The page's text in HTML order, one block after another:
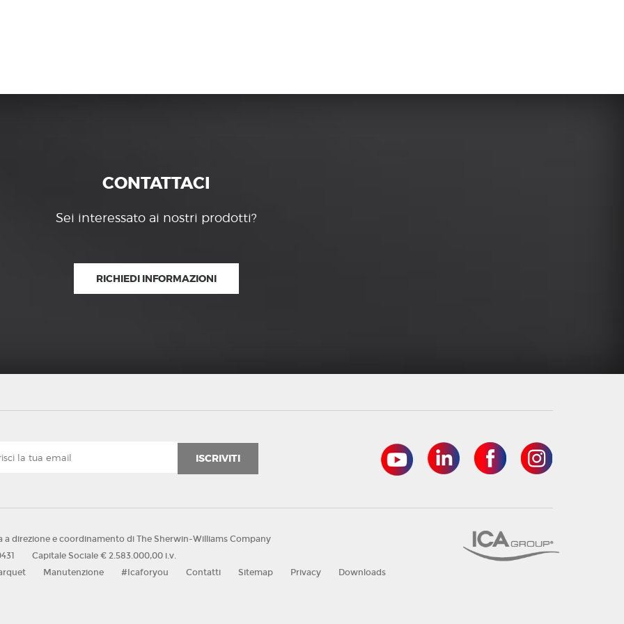
CONTATTACI
Sei interessato ai nostri prodotti?
RICHIEDI INFORMAZIONI
ISCRIVITI
a direzione e coordinamento di The Sherwin-Williams Company
Capitale Sociale € 2.583.000,00 i.v.
Manutenzione #Icaforyou Contatti Sitemap Privacy Downloads